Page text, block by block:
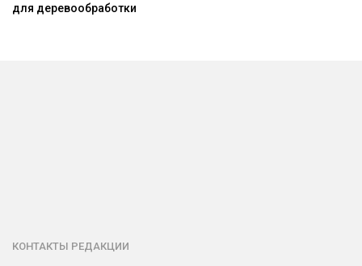
для деревообработки
КОНТАКТЫ РЕДАКЦИИ